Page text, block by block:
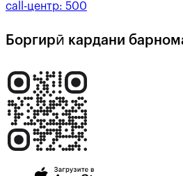
call-центр: 500
Боргирӣ кардани